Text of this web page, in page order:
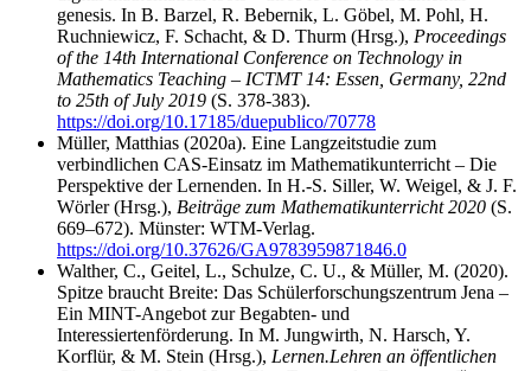
genesis. In B. Barzel, R. Bebernik, L. Göbel, M. Pohl, H.
Ruchniewicz, F. Schacht, & D. Thurm (Hrsg.), Proceedings
of the 14th International Conference on Technology in
Mathematics Teaching – ICTMT 14: Essen, Germany, 22nd
to 25th of July 2019 (S. 378-383).
https://doi.org/10.17185/duepublico/70778
Müller, Matthias (2020a). Eine Langzeitstudie zum
verbindlichen CAS-Einsatz im Mathematikunterricht – Die
Perspektive der Lernenden. In H.-S. Siller, W. Weigel, & J. F.
Wörler (Hrsg.), Beiträge zum Mathematikunterricht 2020 (S.
669–672). Münster: WTM-Verlag.
https://doi.org/10.37626/GA9783959871846.0
Walther, C., Geitel, L., Schulze, C. U., & Müller, M. (2020).
Spitze braucht Breite: Das Schülerforschungszentrum Jena –
Ein MINT-Angebot zur Begabten- und
Interessiertenförderung. In M. Jungwirth, N. Harsch, Y.
Korflür, & M. Stein (Hrsg.), Lernen.Lehren an öffentlichen